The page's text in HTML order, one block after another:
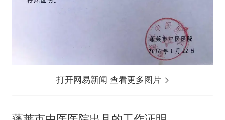
打开网易新闻 查看更多图片